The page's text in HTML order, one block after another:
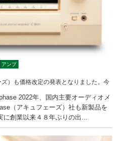
アンプ
）も価格改定の発表となりました。今
2022年、国内主要オーディオメ
（アキュフェーズ）社も新製品を
に創業以来４８年ぶりの出...